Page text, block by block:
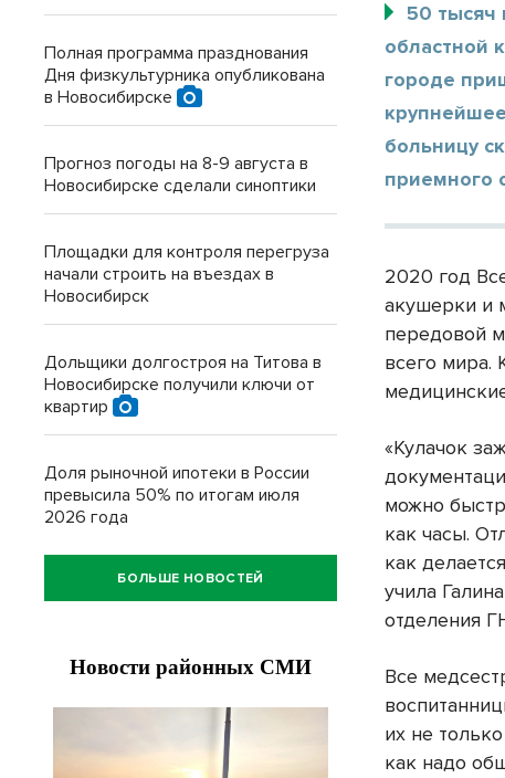
50 тысяч
областной
городе
больницу
приемного
2020 год
акушерки и
передовой
всего мира.
«Кулачок
можно
как часы.
как
учила
отделения
Все
их не
как надо
Полная программа празднования
Дня физкультурника опубликована
в Новосибирске
Прогноз погоды на 8-9 августа в
Новосибирске сделали синоптики
Площадки для контроля перегруза
начали строить на въездах в
Новосибирск
Дольщики долгостроя на Титова в
Новосибирске получили ключи от
квартир
Доля рыночной ипотеки в России
превысила 50% по итогам июля
2026 года
БОЛЬШЕ НОВОСТЕЙ